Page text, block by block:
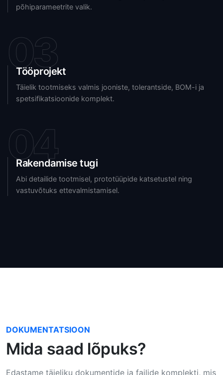
põhiparameetrite valik.
03
Tööprojekt
Täielik tootmiseks valmis jooniste, tolerantside, BOM-i ja
spetsifikatsioonide komplekt.
04
Rakendamise tugi
Abi detailide tootmisel, prototüüpide katsetustel ning
vastuvõtuks ettevalmistamisel.
DOKUMENTATSIOON
Mida saad lõpuks?
Edastame täieliku dokumentide ja failide komplekti, mis